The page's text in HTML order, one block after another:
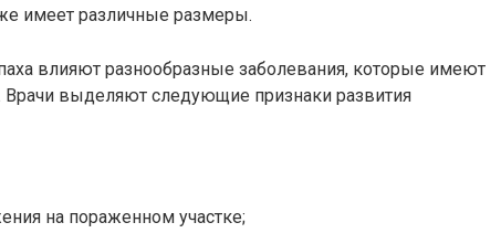
имеет различные размеры.
влияют разнообразные заболевания, которые имеют
выделяют следующие признаки развития
на пораженном участке;